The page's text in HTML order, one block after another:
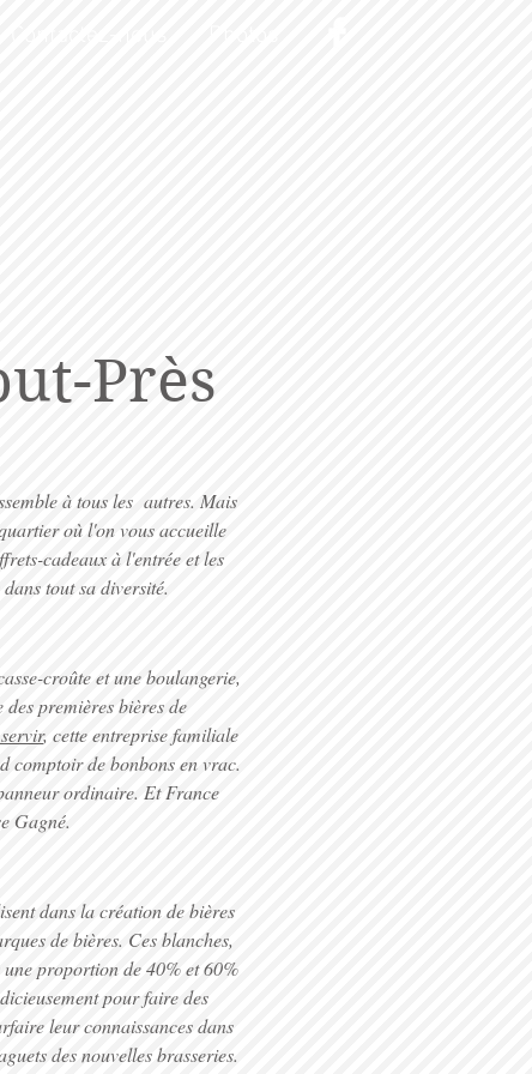
Près
à tous les autres. Mais
où l'on vous accueille
cadeaux à l'entrée et les
tout sa diversité.
croûte et une boulangerie,
premières bières de
, cette entreprise familiale
comptoir de bonbons en vrac.
ordinaire. Et France
Gagné.
dans la création de bières
de bières. Ces blanches,
une proportion de 40% et 60%
pour faire des
leur connaissances dans
des nouvelles brasseries.